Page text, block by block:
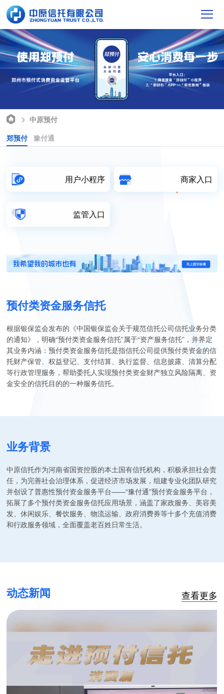
中原预付
郑预付 豫付通
用户小程序 商家入口
监管入口
预付类资金服务信托
根据银保监会发布的《中国银保监会关于规范信托公司信托业务分类
的通知》，明确“预付类资金服务信托”属于“资产服务信托”，并界定
其业务内涵：预付类资金服务信托是指信托公司提供预付类资金的信
托财产保管、权益登记、支付结算、执行监督、信息披露、清算分配
等行政管理服务，帮助委托人实现预付类资金财产独立风险隔离、资
金安全的信托目的的一种服务信托。
业务背景
中原信托作为河南省国资控股的本土国有信托机构，积极承担社会责
任，为完善社会治理体系，促进经济市场发展，组建专业化团队研究
并创设了普惠性预付资金服务平台——“豫付通”预付资金服务平台，
拓展了多个预付类资金服务信托应用场景，涵盖了家政服务、美容美
发、休闲娱乐、餐饮服务、物流运输、政府消费券等十多个充值消费
和行政服务领域，全面覆盖老百姓日常生活。
动态新闻 查看更多